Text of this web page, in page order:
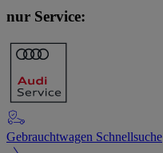
nur Service:
Gebrauchtwagen Schnellsuche